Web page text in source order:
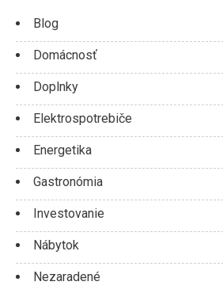
Blog
Domácnosť
Doplnky
Elektrospotrebiče
Energetika
Gastronómia
Investovanie
Nábytok
Nezaradené